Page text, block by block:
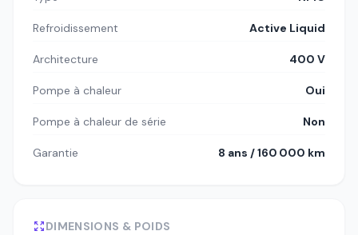
Refroidissement Active Liquid
Architecture 400 V
Pompe à chaleur Oui
Pompe à chaleur de série Non
Garantie 8 ans / 160 000 km
DIMENSIONS & POIDS